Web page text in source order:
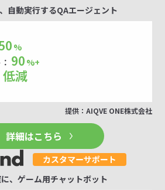
自動実行するQAエージェント
%
90 %+
低減
提供：AIQVE ONE株式会社
詳細はこちら
、ゲーム用チャットボット